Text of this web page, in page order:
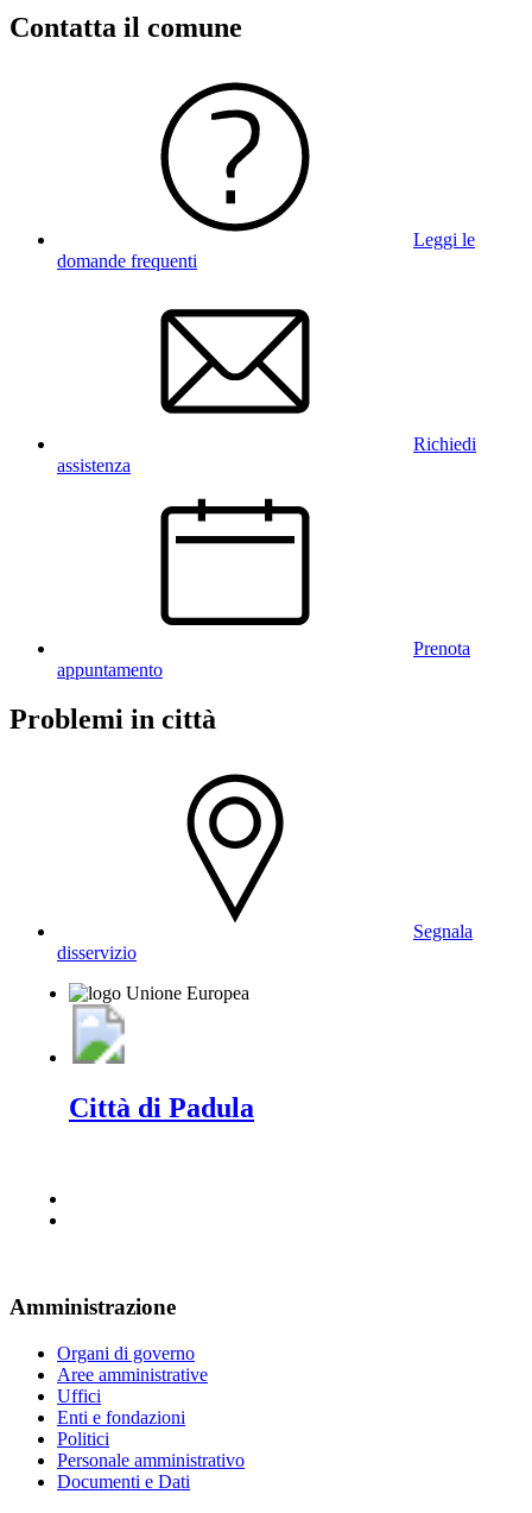
Contatta il comune
Leggi le
domande frequenti
Richiedi
assistenza
Prenota
appuntamento
Problemi in città
Segnala
disservizio
Città di Padula
Amministrazione
Organi di governo
Aree amministrative
Uffici
Enti e fondazioni
Politici
Personale amministrativo
Documenti e Dati